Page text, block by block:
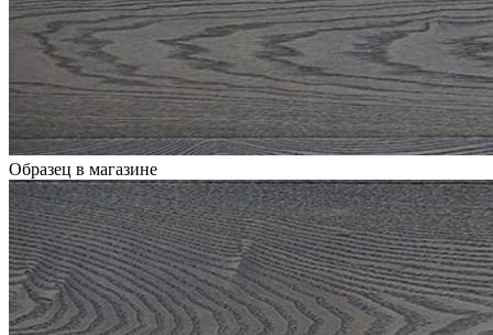
Образец в магазине